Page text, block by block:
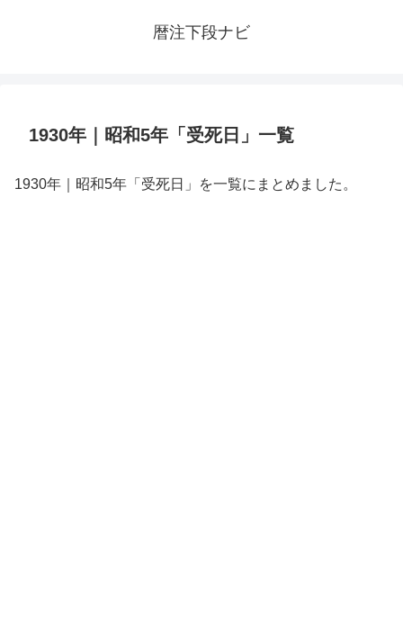
暦注下段ナビ
1930年｜昭和5年「受死日」一覧
1930年｜昭和5年「受死日」を一覧にまとめました。